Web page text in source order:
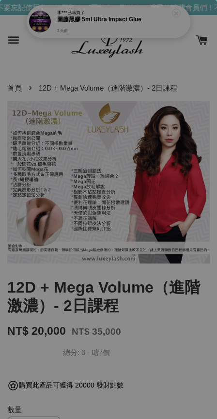
忘記使用你們的發財金！買越多，送越多！親愛的消費會員們！
首頁 › 12D + Mega Volume（進階激濃）- 2日課程
12D + Mega Volume（進階
激濃）- 2日課程
NT$ 20,000 NT$ 35,000
總分: 0 - 0評價
購買此產品可獲得 20000 發財點數
數量